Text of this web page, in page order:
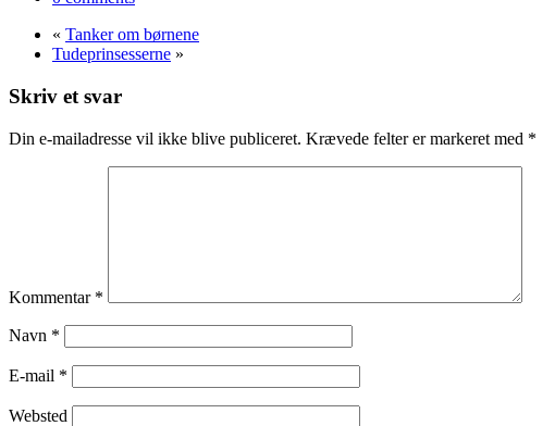
« Tanker om børnene
Tudeprinsesserne »
Skriv et svar
Din e-mailadresse vil ikke blive publiceret. Krævede felter er markeret med *
Kommentar *
Navn *
E-mail *
Websted